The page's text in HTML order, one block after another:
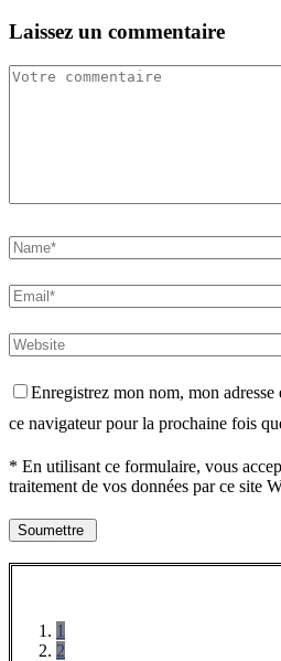
Laissez un commentaire
Enregistrez mon nom, mon
ce navigateur pour la prochaine fois
* En utilisant ce formulaire, vous
traitement de vos données par ce site
1
2